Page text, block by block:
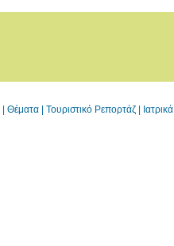
|Θέματα |Τουριστικό Ρεπορτάζ